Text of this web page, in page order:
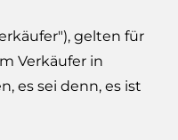
gelten für
Verkäufer in
es sei denn, es ist